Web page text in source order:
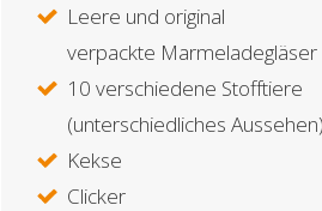
Leere und original
verpackte Marmeladegläser
10 verschiedene Stofftiere
(unterschiedliches Aussehen)
Kekse
Clicker